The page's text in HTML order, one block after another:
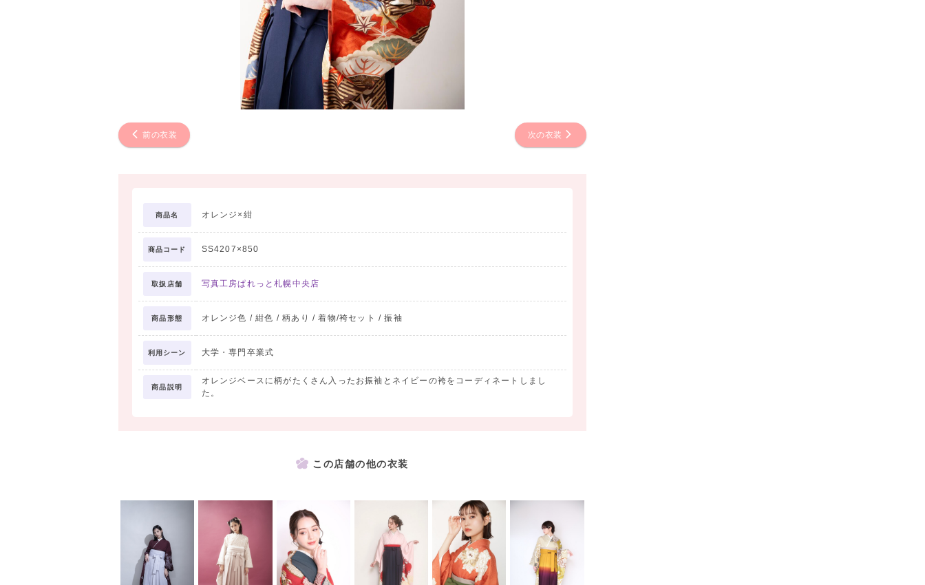
前の衣装 次の衣装
商品名 オレンジ×紺
商品コード SS4207×850
取扱店舗 写真工房ぱれっと札幌中央店
商品形態 オレンジ色 / 紺色 / 柄あり / 着物/袴セット / 振袖
利用シーン 大学・専門卒業式
商品説明
オレンジベースに柄がたくさん入ったお振袖とネイビーの袴をコーディネートしまし
た。
この店舗の他の衣装